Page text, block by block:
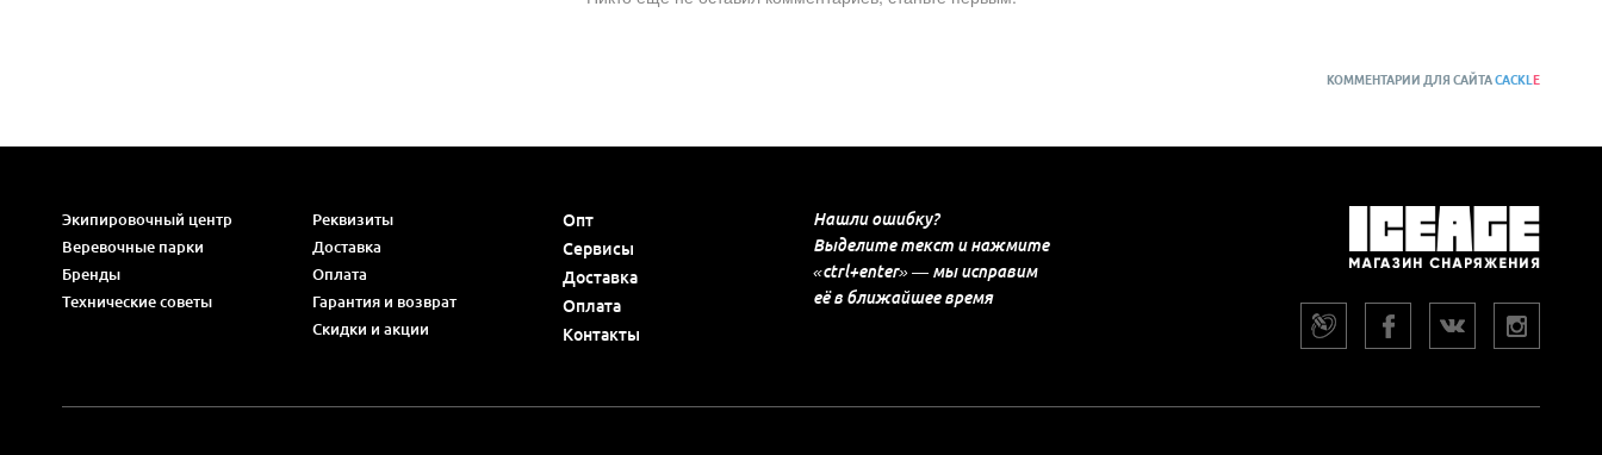
КОММЕНТАРИИ ДЛЯ САЙТАCACKL E
Экипировочный центр
Веревочные парки
Бренды
Технические советы
Реквизиты
Доставка
Оплата
Гарантия и возврат
Скидки и акции
Опт
Сервисы
Доставка
Оплата
Контакты
Нашли ошибку?
Выделите текст и нажмите
«ctrl+enter» — мы исправим
её в ближайшее время